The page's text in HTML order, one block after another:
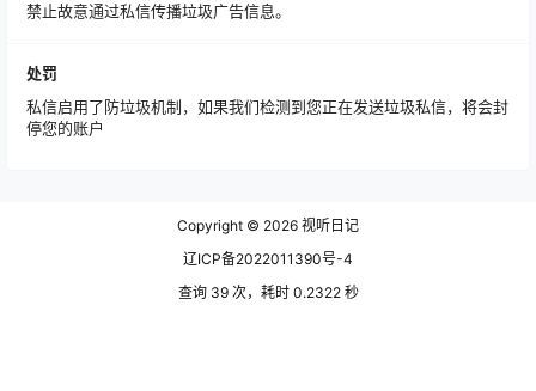
禁止故意通过私信传播垃圾广告信息。
处罚
私信启用了防垃圾机制，如果我们检测到您正在发送垃圾私信，将会封
停您的账户
Copyright © 2026 视听日记
辽ICP备2022011390号-4
查询 39 次，耗时 0.2322 秒